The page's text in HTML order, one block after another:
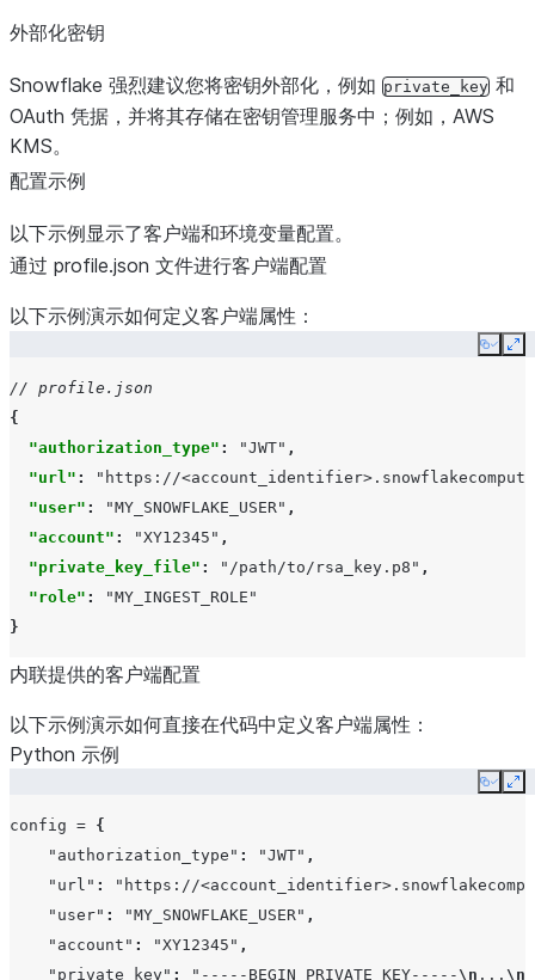
外部化密钥
Snowflake 强烈建议您将密钥外部化，例如 private_key 和
OAuth 凭据，并将其存储在密钥管理服务中；例如，AWS
KMS。
配置示例
以下示例显示了客户端和环境变量配置。
通过 profile.json 文件进行客户端配置
以下示例演示如何定义客户端属性：
Copy
// profile.json
{
"authorization_type" : "JWT" ,
"url" :
"https://
"user" : "MY_SNOWFLAKE_USER" ,
"account" : "XY12345" ,
"private_key_file" : "/path/to/rsa_key.p8" ,
"role" :
"MY_INGEST_ROLE"
}
内联提供的客户端配置
以下示例演示如何直接在代码中定义客户端属性：
Python 示例
Copy
config = {
"authorization_type" : "JWT" ,
"url" :
"https://
"user" : "MY_SNOWFLAKE_USER" ,
"account" : "XY12345" ,
"private_key" : "-----BEGIN PRIVATE KEY----- \n ... \n